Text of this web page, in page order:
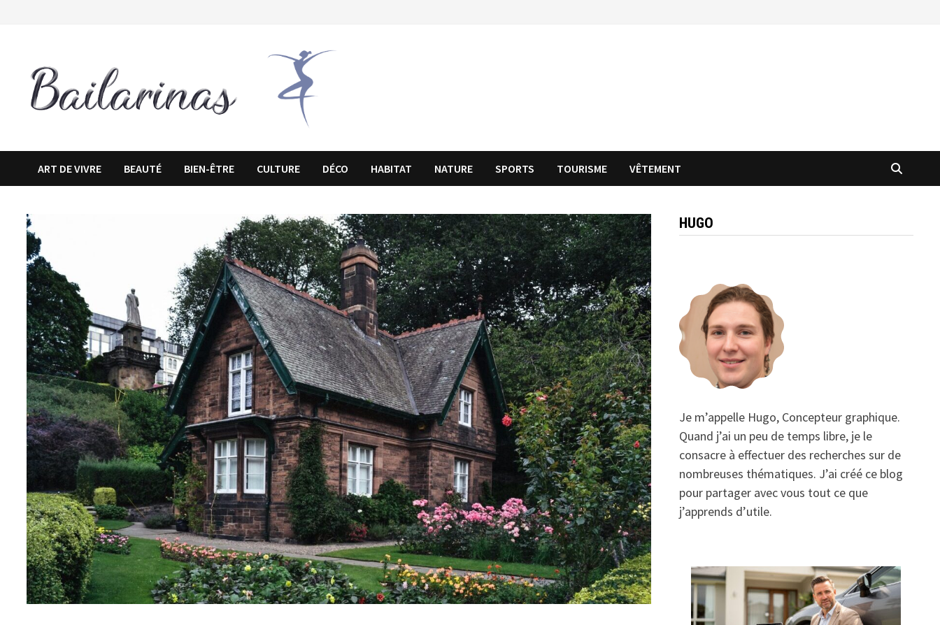
ART DE VIVRE BEAUTÉ BIEN-ÊTRE CULTURE DÉCO HABITAT NATURE SPORTS TOURISME VÊTEMENT
HUGO
Je m’appelle Hugo, Concepteur graphique.
Quand j’ai un peu de temps libre, je le
consacre à effectuer des recherches sur de
nombreuses thématiques. J’ai créé ce blog
pour partager avec vous tout ce que
j’apprends d’utile.